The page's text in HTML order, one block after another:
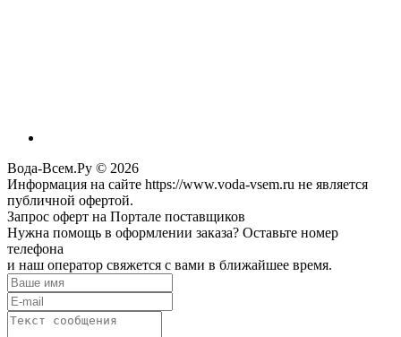
Вода-Всем.Ру © 2026
Информация на сайте https://www.voda-vsem.ru не является
публичной офертой.
Запрос оферт на Портале поставщиков
Нужна помощь в оформлении заказа? Оставьте номер
телефона
и наш оператор свяжется с вами в ближайшее время.